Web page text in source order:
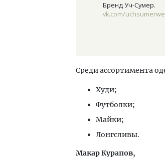
Бренд Уч-Сумер.
vk.com/
Среди ассортимента
Худи;
Футболки;
Майки;
Лонгсливы.
Макар Курапов,